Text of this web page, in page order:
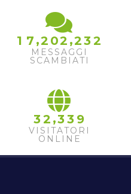
1 7 ,2 02 ,232
MESSAGGI
SCAMBIATI
32 ,33 9
VISITATORI
ONLINE